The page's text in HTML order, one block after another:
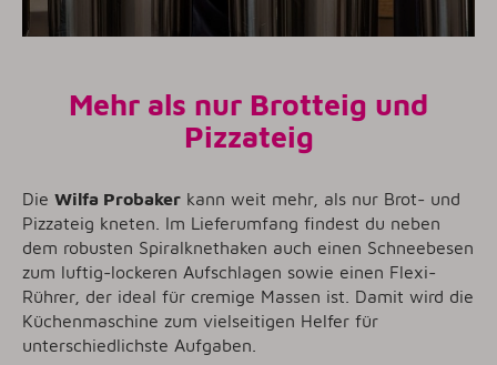
Mehr als nur Brotteig und
Pizzateig
Die Wilfa Probaker kann weit mehr, als nur Brot- und
Pizzateig kneten. Im Lieferumfang findest du neben
dem robusten Spiralknethaken auch einen Schneebesen
zum luftig-lockeren Aufschlagen sowie einen Flexi-
Rührer, der ideal für cremige Massen ist. Damit wird die
Küchenmaschine zum vielseitigen Helfer für
unterschiedlichste Aufgaben.